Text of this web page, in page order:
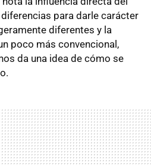
para darle carácter
diferentes y la
poco más convencional,
da una idea de cómo se